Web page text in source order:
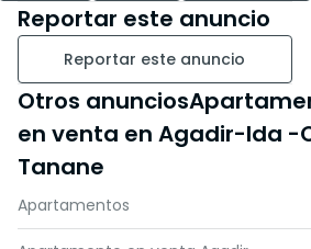
Reportar este anuncio
Reportar este anuncio
Otros
en venta en Agadir-Ida -
Tanane
Apartamentos